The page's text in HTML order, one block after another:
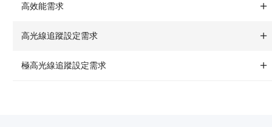
高效能需求
高光線追蹤設定需求
極高光線追蹤設定需求